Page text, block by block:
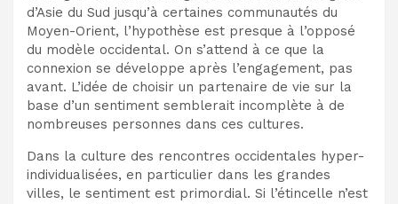
d’Asie du Sud jusqu’à certaines communautés du
Moyen-Orient, l’hypothèse est presque à l’opposé
du modèle occidental. On s’attend à ce que la
connexion se développe après l’engagement, pas
avant. L’idée de choisir un partenaire de vie sur la
base d’un sentiment semblerait incomplète à de
nombreuses personnes dans ces cultures.
Dans la culture des rencontres occidentales hyper-
individualisées, en particulier dans les grandes
villes, le sentiment est primordial. Si l’étincelle n’est